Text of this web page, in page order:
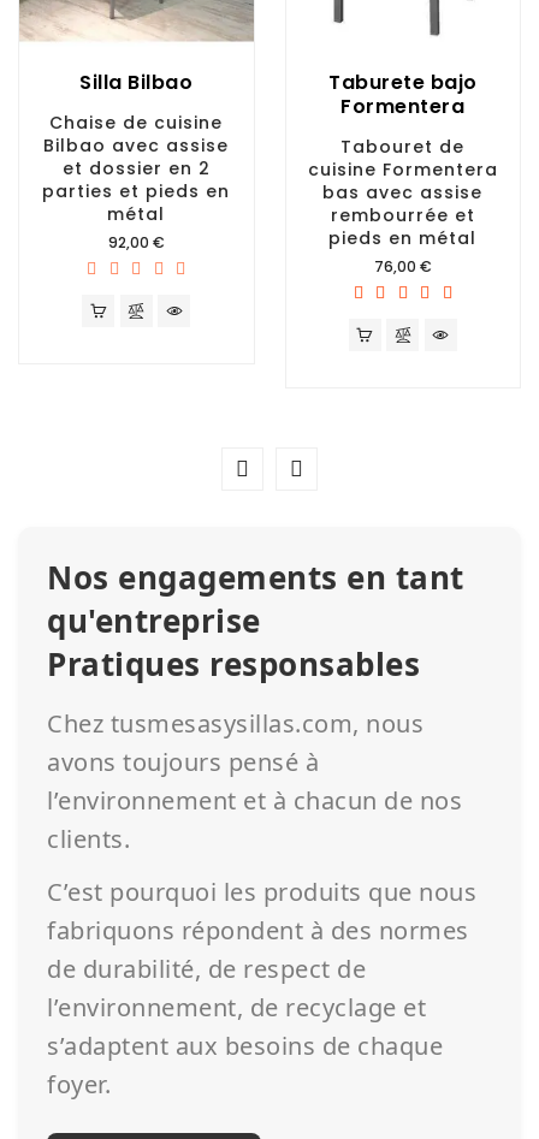
Silla Bilbao
Chaise de cuisine
Bilbao avec assise
et dossier en 2
parties et pieds en
métal
Prix
92,00 €
Taburete bajo
Formentera
Tabouret de
cuisine Formentera
bas avec assise
rembourrée et
pieds en métal
Prix
76,00 €
Nos engagements en tant
qu'entreprise
Pratiques responsables
Chez tusmesasysillas.com, nous
avons toujours pensé à
l’environnement et à chacun de nos
clients.
C’est pourquoi les produits que nous
fabriquons répondent à des normes
de durabilité, de respect de
l’environnement, de recyclage et
s’adaptent aux besoins de chaque
foyer.